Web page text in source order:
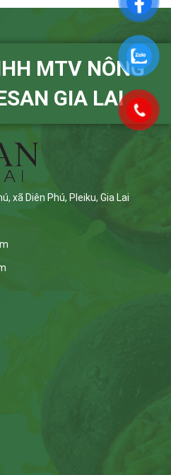
MTV NÔNG
GIA LAI
xã Diên Phú, Pleiku, Gia Lai